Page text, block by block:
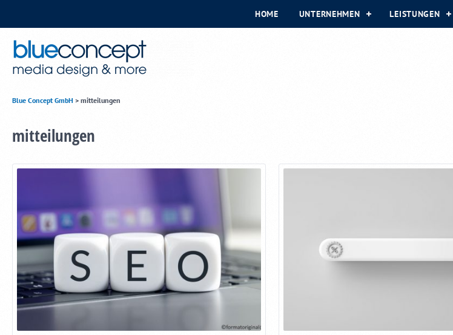
HOME UNTERNEHMEN LEISTUNGEN
Blue Concept GmbH > mitteilungen
mitteilungen